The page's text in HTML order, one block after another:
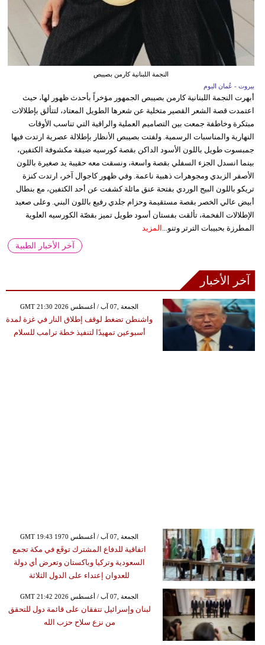
النجمة اللبنانية كارمن بصيبص
بيروت - عُمان اليوم
أبهرت النجمة اللبنانية كارمن بصيبص الجمهور مؤخراً بأحدث ظهور لها، حيث
اعتمدت قصة الشعر القصير متخلية عن شعرها الطويل المعتاد، لتتألق بإطلالات
مبتكرة وخاطفة جمعت بين التصاميم العملية والراقية التي تناسب الأوقات
النهارية والمناسبات الرسمية. ولفتت بصيبص الأنظار بإطلالة عصرية ارتدت فيها
جمبسوت طويل باللون الأسود الداكن بقصة كورسيه ضيقة مكشوفة الكتفين،
بينما انسدل الجزء السفلي بقصة واسعة، ونسقت معه حقيبة يد صغيرة باللون
الأصفر الزبدي ومجوهرات ذهبية ناعمة. وفي ظهور كاجوال آخر، ارتدت كنزة
تريكو باللون البيج الوردي بفتحة عنق مائلة كشفت عن أحد الكتفين، مع بنطال
أبيض عالي الخصر بقصة مستقيمة وحزام جلدي رفيع باللون البني. وعلى صعيد
الإطلالات الفخمة، تألقت بفستان أسود طويل تميز بقصّة الكورسيه العلوية
المطرزة بحبيبات الترتر وتنو... المزيد
آخر الأخبار الطبية
آخر الأخبار
GMT 21:30 2026 الجمعة ,07 آب / أغسطس
واشنطن تضغط لوقف إطلاق النار في غزة لمدة
أسبوعين تمهيدًا لتنفيذ خطة ترامب للسلام
GMT 19:43 1970 الجمعة ,07 آب / أغسطس
اتفاقية للدفاع المشترك توقَع في مكة تجمع
السعودية وتركيا وباكستان وتعرض أي دولة
للعدوان إعتداء على الدول الثلاثة
GMT 21:42 2026 الجمعة ,07 آب / أغسطس
لبنان وإسرائيل تتفقان على قائمة دول للتحقق
من نزع سلاح حزب الله